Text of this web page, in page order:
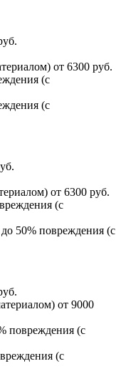
от 6300 руб.
(с
(с
от 6300 руб.
(с
50% повреждения (с
от 9000
повреждения (с
(с